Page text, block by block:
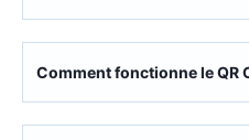
Comment fonctionne le QR